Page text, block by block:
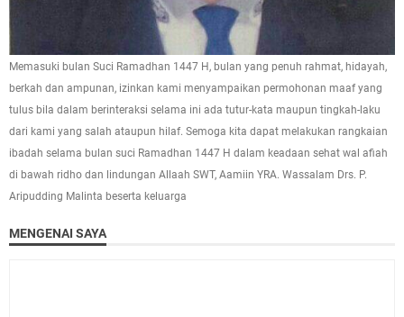
Memasuki bulan Suci Ramadhan 1447 H, bulan yang penuh rahmat, hidayah,
berkah dan ampunan, izinkan kami menyampaikan permohonan maaf yang
tulus bila dalam berinteraksi selama ini ada tutur-kata maupun tingkah-laku
dari kami yang salah ataupun hilaf. Semoga kita dapat melakukan rangkaian
ibadah selama bulan suci Ramadhan 1447 H dalam keadaan sehat wal afiah
di bawah ridho dan lindungan Allaah SWT, Aamiin YRA. Wassalam Drs. P.
Aripudding Malinta beserta keluarga
MENGENAI SAYA